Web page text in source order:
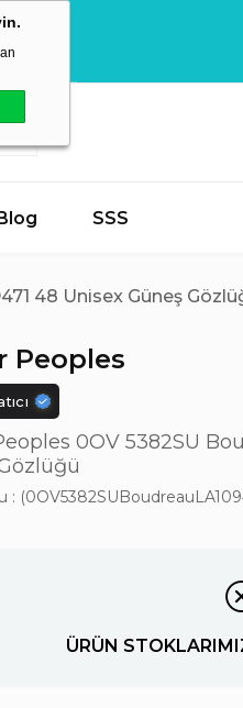
SSS
48 Unisex Güneş
Peoples
0OV 5382SU
ÜRÜN